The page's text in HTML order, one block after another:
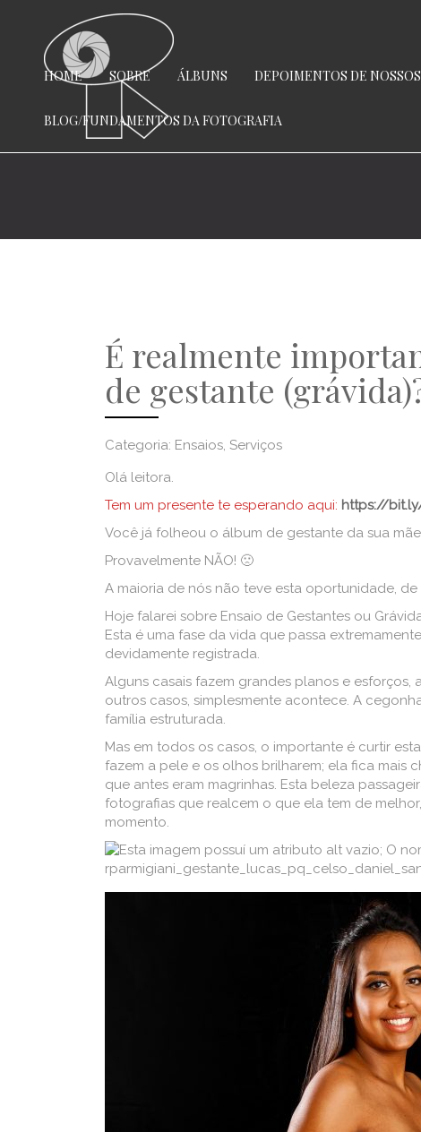
HOME SOBRE ÁLBUNS DEPOIMENTOS DE
BLOG/FUNDAMENTOS DA FOTOGRAFIA
É realmente
de gestante
Categoria: Ensaios, Serviços
Olá leitora.
Tem um presente te esperando aqui: https://
Você já folheou o álbum de gestante da sua
Provavelmente NÃO! 🙁
A maioria de nós não teve esta oportunidade,
Hoje falarei sobre Ensaio de Gestantes ou
Esta é uma fase da vida que passa
devidamente registrada.
Alguns casais fazem grandes planos e esforços,
outros casos, simplesmente acontece. A
família estruturada.
Mas em todos os casos, o importante é curtir
fazem a pele e os olhos brilharem; ela fica mais
que antes eram magrinhas. Esta beleza
fotografias que realcem o que ela tem de
momento.